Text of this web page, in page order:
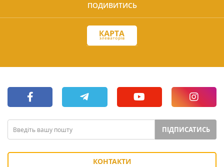
ПОДИВИТИСЬ
ПІДПИСАТИСЬ
КОНТАКТИ